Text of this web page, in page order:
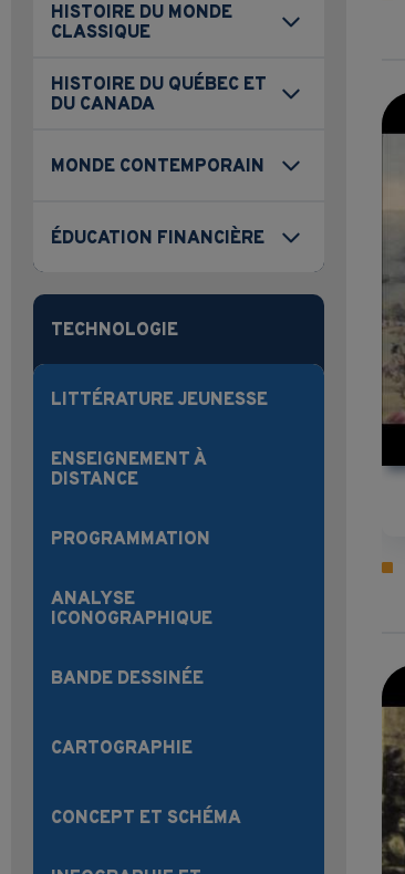
HISTOIRE DU MONDE
CLASSIQUE
HISTOIRE DU QUÉBEC ET
DU CANADA
MONDE CONTEMPORAIN
ÉDUCATION FINANCIÈRE
TECHNOLOGIE
LITTÉRATURE JEUNESSE
ENSEIGNEMENT À
DISTANCE
PROGRAMMATION
ANALYSE
ICONOGRAPHIQUE
BANDE DESSINÉE
CARTOGRAPHIE
CONCEPT ET SCHÉMA